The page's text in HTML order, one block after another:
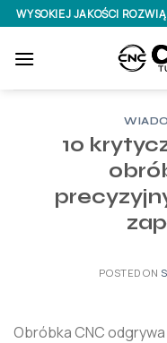
Skip
to
content
WYSOKIEJ JAKOŚCI
10
POSTED ON
Obróbka CNC